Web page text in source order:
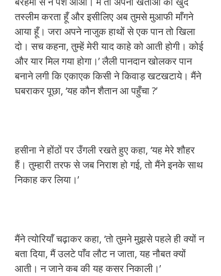
तस्लीम करता हूँ और इसीलिए अब तुमसे मुआफी माँगने
आया हूँ। जरा अपने नाजुक हाथों से एक पान तो खिला
दो। सच कहना, तुम्हें मेरी याद काहे को आती होगी। कोई
और यार मिल गया होगा।’ लैली पानदान खोलकर पान
बनाने लगी कि एकाएक किसी ने किवाड़ खटखटाये। मैंने
घबराकर पूछा, ‘यह कौन शैतान आ पहुँचा ?’
हसीना ने होंठों पर उँगली रखते हुए कहा, ‘यह मेरे शौहर
हैं। तुम्हारी तरफ से जब निराश हो गई, तो मैंने इनके साथ
निकाह कर लिया।’
मैंने त्योरियाँ चढ़ाकर कहा, ‘तो तुमने मुझसे पहले ही क्यों न
बता दिया, मैं उलटे पाँव लौट न जाता, यह नौबत क्यों
आती। न जाने कब की यह कसर निकाली।’